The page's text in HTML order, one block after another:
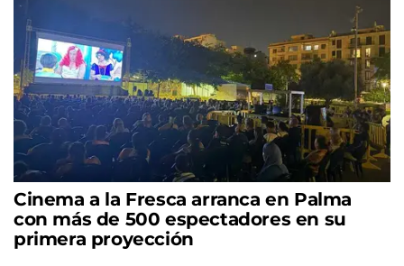
Cinema a la Fresca arranca en Palma
con más de 500 espectadores en su
primera proyección